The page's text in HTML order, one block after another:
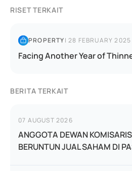
RISET TERKAIT
PROPERTY|28 FEBRUARY 2025
Facing Another Year of
BERITA TERKAIT
07 AUGUST 2026
ANGGOTA DEWAN
BERUNTUN JUAL SAHAM DI